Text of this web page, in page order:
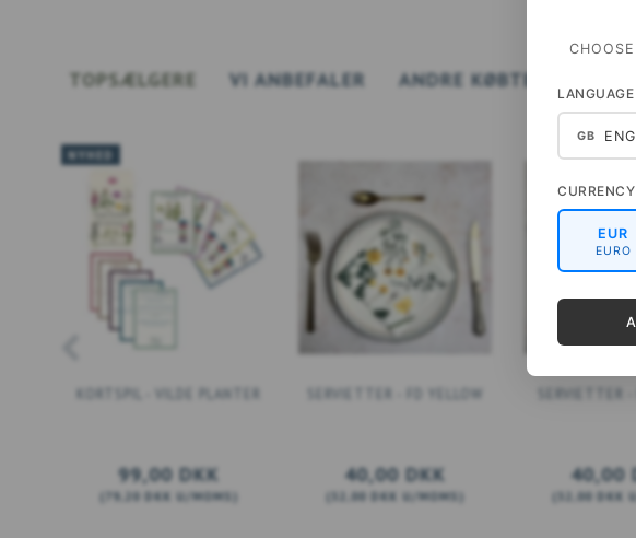
TOPSÆLGERE VI ANBEFALER ANDRE KØBTE OGSÅ
NYHED
KORTSPIL - VILDE PLANTER
99,00 DKK
( 79,20 DKK U/MOMS)
SERVIETTER - FD YELLOW
40,00 DKK
(32,00 DKK U/MOMS)
SERVIETTER
40,00
(32,00 DKK
LANGUAGE
GB
CURRENCY
EUR
EURO